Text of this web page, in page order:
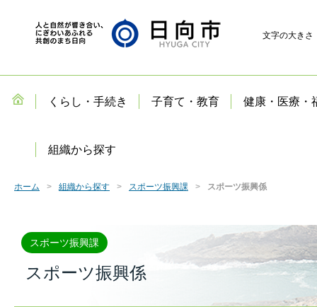
文字の大きさ
くらし・手続き 子育て・教育 健康・医療・
組織から探す
ホーム 組織から探す スポーツ振興課 スポーツ振興係
スポーツ振興課
スポーツ振興係